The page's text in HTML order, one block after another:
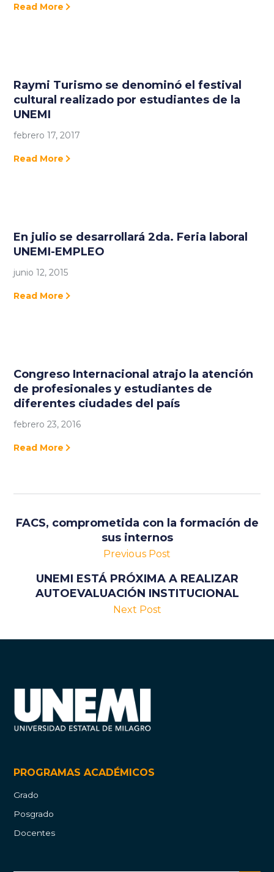
Read More
Raymi Turismo se denominó el festival
cultural realizado por estudiantes de la
UNEMI
febrero 17, 2017
Read More
En julio se desarrollará 2da. Feria laboral
UNEMI-EMPLEO
junio 12, 2015
Read More
Congreso Internacional atrajo la atención
de profesionales y estudiantes de
diferentes ciudades del país
febrero 23, 2016
Read More
FACS, comprometida con la formación de
sus internos
Previous Post
UNEMI ESTÁ PRÓXIMA A REALIZAR
AUTOEVALUACIÓN INSTITUCIONAL
Next Post
PROGRAMAS ACADÉMICOS
Grado
Posgrado
Docentes